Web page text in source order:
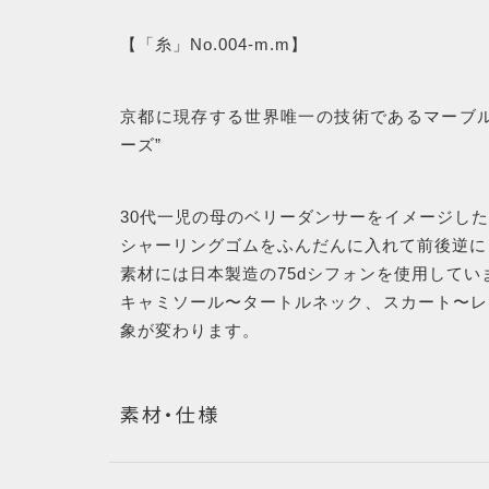
【「糸」No.004-m.m】
京都に現存する世界唯一の技術であるマーブ
ーズ”
30代一児の母のベリーダンサーをイメージし
シャーリングゴムをふんだんに入れて前後逆
素材には日本製造の75dシフォンを使用してい
キャミソール〜タートルネック、スカート〜
象が変わります。
素材・仕様